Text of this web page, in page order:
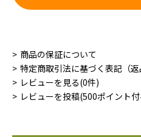
商品の保証について
特定商取引法に基づく表記（返
レビューを見る(0件)
レビューを投稿(500ポイント